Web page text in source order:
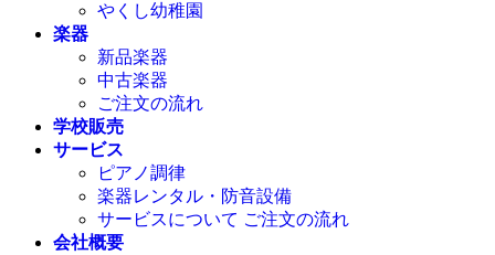
やくし幼稚園
楽器
新品楽器
中古楽器
ご注文の流れ
学校販売
サービス
ピアノ調律
楽器レンタル・防音設備
サービスについて ご注文の流れ
会社概要